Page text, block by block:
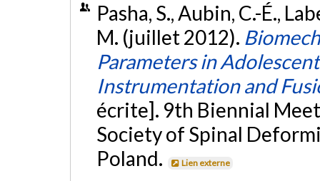
Pasha, S., Aubin, C.-É.,
M. (juillet 2012).
Parameters in
Instrumentation and
écrite]. 9th Biennial
Society of Spinal
Poland.
Lien externe